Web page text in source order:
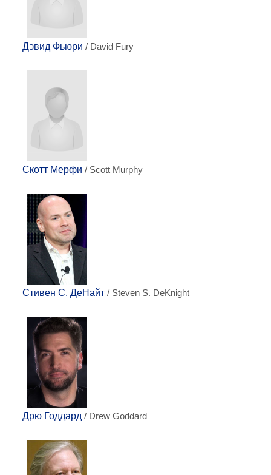
Дэвид Фьюри / David Fury
Скотт Мерфи / Scott Murphy
Стивен С. ДеНайт / Steven S. DeKnight
Дрю Годдард / Drew Goddard